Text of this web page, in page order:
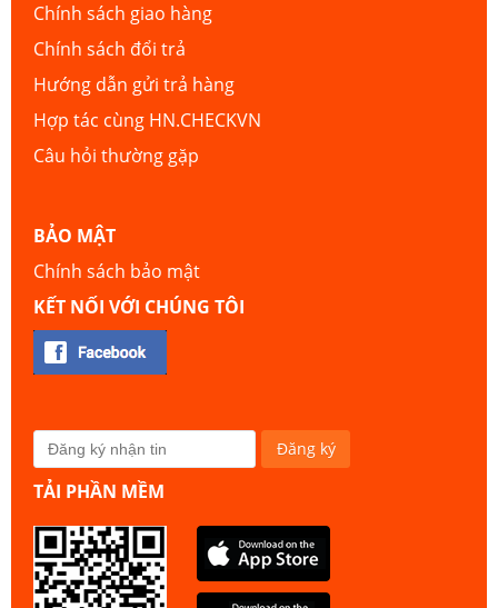
Chính sách giao hàng
Chính sách đổi trả
Hướng dẫn gửi trả hàng
Hợp tác cùng HN.CHECKVN
Câu hỏi thường gặp
BẢO MẬT
Chính sách bảo mật
KẾT NỐI VỚI CHÚNG TÔI
TẢI PHẦN MỀM